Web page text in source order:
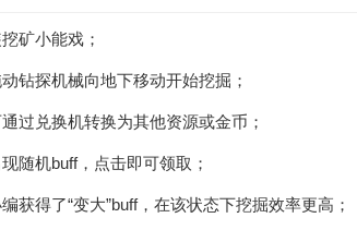
矿小能戏；
钻探机械向地下移动开始挖掘；
过兑换机转换为其他资源或金币；
随机buff，点击即可领取；
获得了“变大”buff，在该状态下挖掘效率更高；